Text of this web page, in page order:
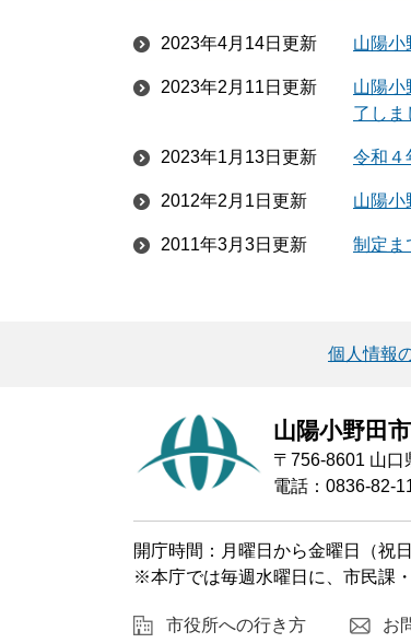
2023年4月14日更新 山陽小
2023年2月11日更新
山陽小
了しま
2023年1月13日更新 令和４
2012年2月1日更新 山陽小
2011年3月3日更新 制定ま
個人情報
山陽小野田市
〒756-8601 山
電話：0836-82-
開庁時間：月曜日から金曜日（祝
※本庁では毎週水曜日に、市民課
市役所への行き方 お